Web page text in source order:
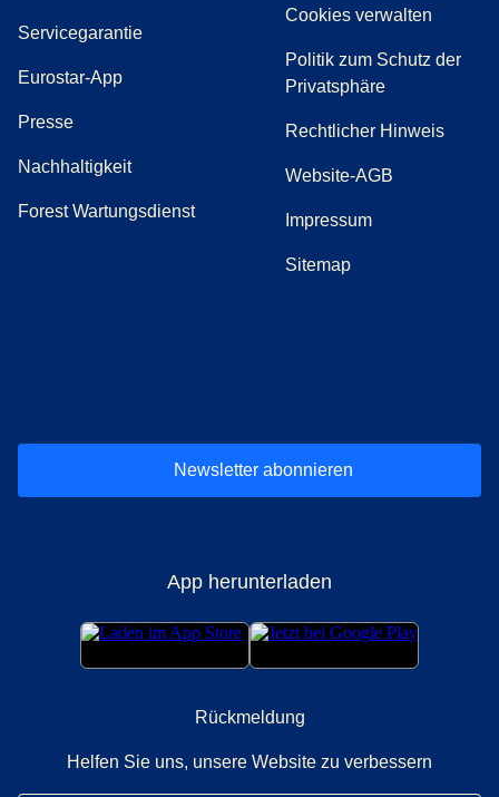
Servicegarantie
Eurostar-App
Presse(
Nachhaltigkeit
Forest Wartungsdienst
Cookies verwalten
Politik zum Schutz der
Privatsphäre
Rechtlicher Hinweis
Website-AGB
Impressum
Sitemap
Newsletter abonnieren
App herunterladen
Rückmeldung
Helfen Sie uns, unsere Website zu verbessern